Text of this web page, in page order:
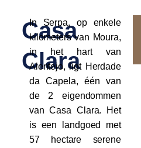
Casa
Clara
In Serpa, op enkele
kilometers van Moura,
in het hart van
Alentejo, ligt Herdade
da Capela, één van
de 2 eigendommen
van Casa Clara. Het
is een landgoed met
57 hectare serene